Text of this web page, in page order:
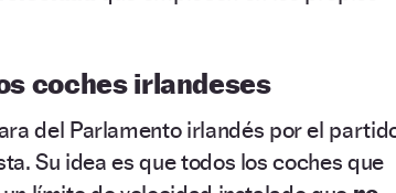
coches irlandeses
del Parlamento irlandés por el
Su idea es que todos los coches que